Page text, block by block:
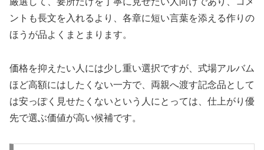
ントも長文を入れるより、各章に短い言葉を添える作りの
ほうが品よくまとまります。
価格を抑えたい人には少し重い選択ですが、式場アルバム
ほど高額にはしたくない一方で、両親へ渡す記念品として
は安っぽく見せたくないという人にとっては、仕上がり優
先で選ぶ価値が高い候補です。